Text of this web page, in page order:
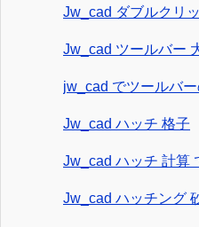
Jw_cad ダブルクリ
Jw_cad ツールバー
jw_cad でツールバ
Jw_cad ハッチ 格子
Jw_cad ハッチ 計算
Jw_cad ハッチング